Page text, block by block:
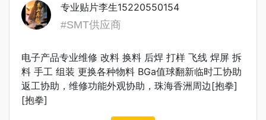
专业贴片李生15220550154
#SMT供应商
电子产品专业维修 改料 换料 后焊 打样 飞线 焊屏 拆
料 手工 组装 更换各种物料 BGa值球翻新临时工协助
返工协助，维修功能外观协助，珠海香洲周边[抱拳]
[抱拳]